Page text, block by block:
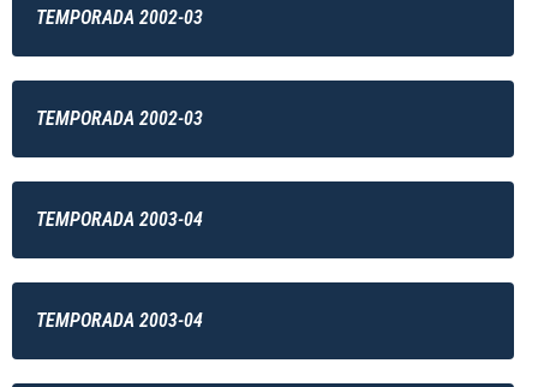
TEMPORADA 2002-03
TEMPORADA 2002-03
TEMPORADA 2003-04
TEMPORADA 2003-04